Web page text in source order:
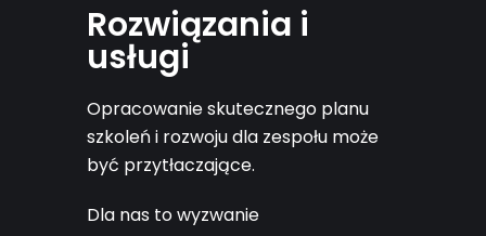
Rozwiązania i
usługi
Opracowanie skutecznego planu
szkoleń i rozwoju dla zespołu może
być przytłaczające.
Dla nas to wyzwanie